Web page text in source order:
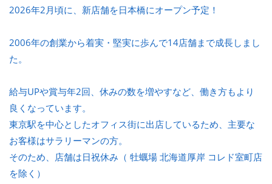
2026年2月頃に、新店舗を日本橋にオープン予定！
2006年の創業から着実・堅実に歩んで14店舗まで成長しまし
た。
給与UPや賞与年2回、休みの数を増やすなど、働き方もより
良くなっています。
東京駅を中心としたオフィス街に出店しているため、主要な
お客様はサラリーマンの方。
そのため、店舗は日祝休み（ 牡蠣場 北海道厚岸 コレド室町店
を除く）